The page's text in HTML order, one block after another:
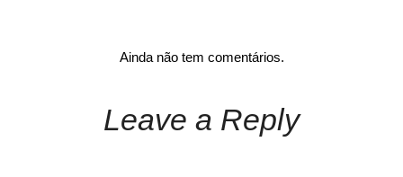
Ainda não tem comentários.
Leave a Reply